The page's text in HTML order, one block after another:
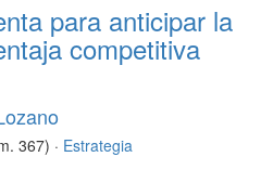
para anticipar la
competitiva
367) · Estrategia